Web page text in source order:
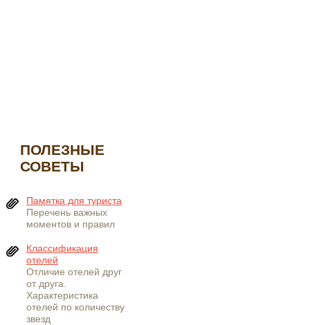
ПОЛЕЗНЫЕ
СОВЕТЫ
Памятка для туриста
Перечень важных
моментов и правил
Классификация
отелей
Отличие отелей друг
от друга.
Характеристика
отелей по количеству
звезд